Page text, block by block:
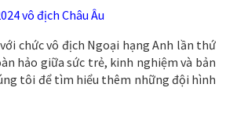
vô địch Châu Âu
chức vô địch Ngoại hạng Anh lần thứ
hảo giữa sức trẻ, kinh nghiệm và bản
tôi để tìm hiểu thêm những đội hình